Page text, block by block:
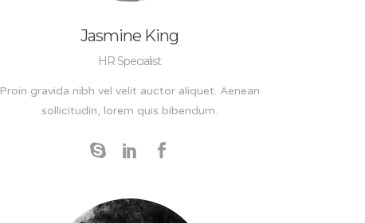
Jasmine King
HR Specialist
Proin gravida nibh vel velit auctor aliquet. Aenean
sollicitudin, lorem quis bibendum.